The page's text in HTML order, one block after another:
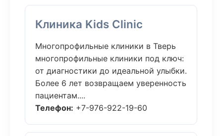
Клиника Kids Clinic
Многопрофильные клиники в Тверь
многопрофильные клиники под ключ:
от диагностики до идеальной улыбки.
Более 6 лет возвращаем уверенность
пациентам....
Телефон: +7-976-922-19-60